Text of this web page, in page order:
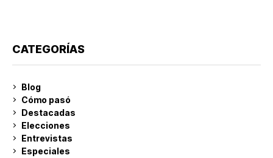
CATEGORÍAS
Blog
Cómo pasó
Destacadas
Elecciones
Entrevistas
Especiales